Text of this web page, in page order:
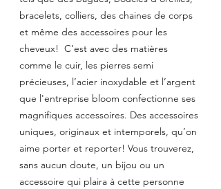
bracelets, colliers, des chaines de corps
et même des accessoires pour les
cheveux!  C’est avec des matières
comme le cuir, les pierres semi
précieuses, l’acier inoxydable et l’argent
que l'entreprise bloom confectionne ses
magnifiques accessoires. Des accessoires
uniques, originaux et intemporels, qu’on
aime porter et reporter! Vous trouverez,
sans aucun doute, un bijou ou un
accessoire qui plaira à cette personne